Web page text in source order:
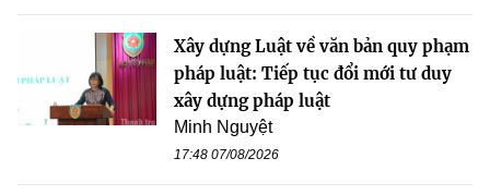
Xây dựng Luật về văn bản quy phạm
pháp luật: Tiếp tục đổi mới tư duy
xây dựng pháp luật
Minh Nguyệt
17:48 07/08/2026